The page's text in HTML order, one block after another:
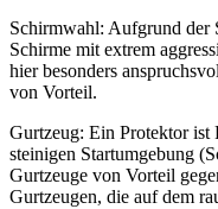
Schirmwahl: Aufgrund der
Schirme mit extrem
hier besonders
von Vorteil.
Gurtzeug: Ein Protektor
steinigen Startumgebung
Gurtzeuge von Vorteil
Gurtzeugen, die auf dem